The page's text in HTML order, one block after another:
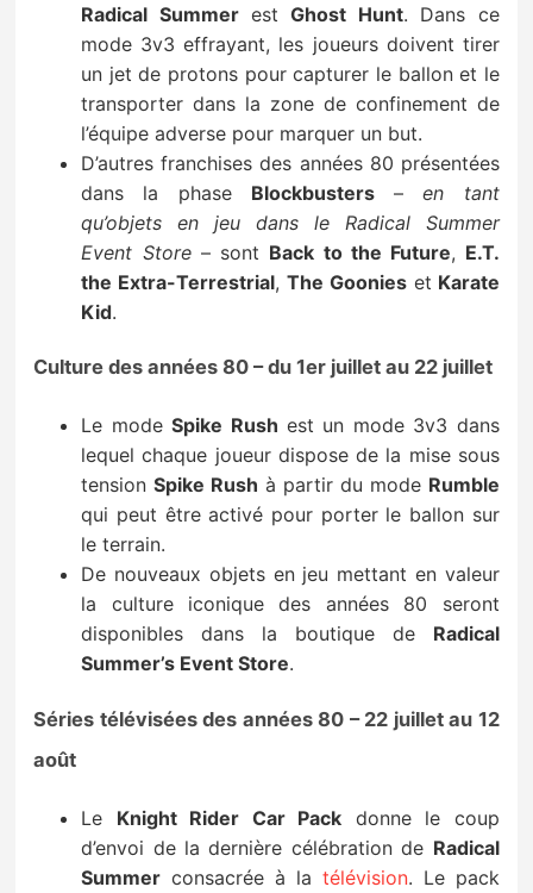
Radical Summerest Ghost Hunt. Dans ce
mode 3v3 effrayant, les joueurs doivent tirer
un jet de protons pour capturer le ballon et le
transporter dans la zone de confinement de
l’équipe adverse pour marquer un but.
D’autres franchises des années 80 présentées
dans la phase Blockbusters– en tant
qu’objets en jeu dans le Radical Summer
Event Store– sont Back to the Future, E.T.
the Extra-Terrestrial,The Goonieset Karate
Kid.
Culture des années 80 – du 1er juillet au 22 juillet
Le modeSpike Rush est un mode 3v3 dans
lequel chaque joueur dispose de la mise sous
tensionSpike Rush à partir du mode Rumble
qui peut être activé pour porter le ballon sur
le terrain.
De nouveaux objets en jeu mettant en valeur
la culture iconique des années 80 seront
disponibles dans la boutique de Radical
Summer’s Event Store.
Séries télévisées des années 80 – 22 juillet au 12
août
Le Knight Rider Car Pack donne le coup
d’envoi de la dernière célébration de Radical
Summer consacrée à la télévision. Le pack